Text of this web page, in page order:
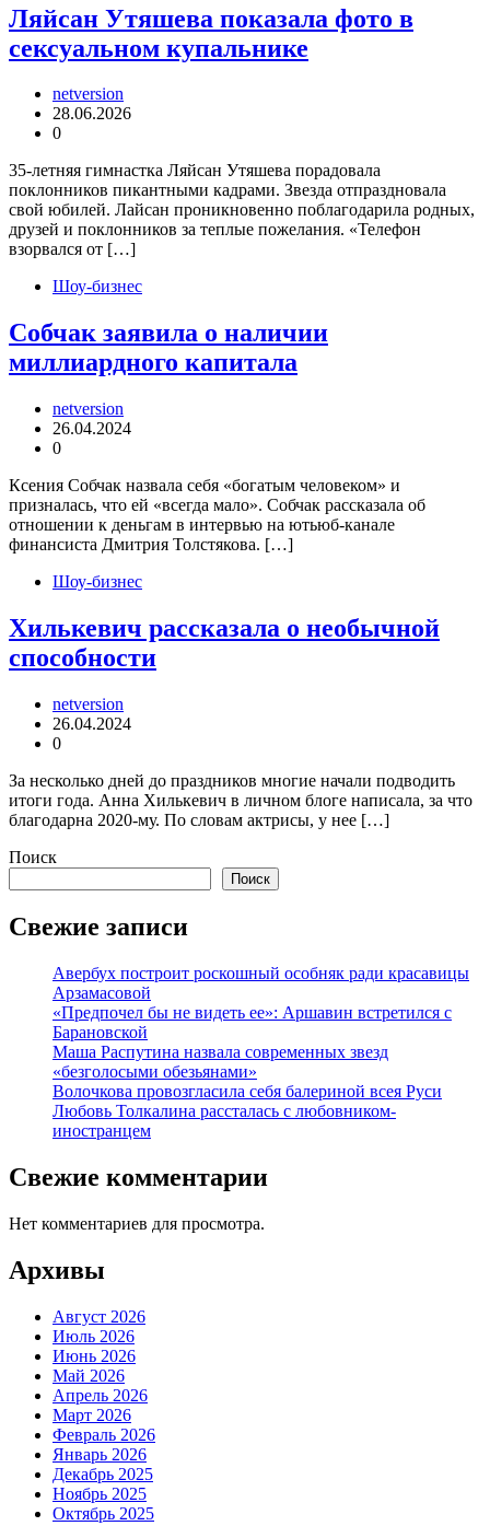
Ляйсан Утяшева показала фото в
сексуальном купальнике
netversion
28.06.2026
0
35-летняя гимнастка Ляйсан Утяшева порадовала
поклонников пикантными кадрами. Звезда отпраздновала
свой юбилей. Лайсан проникновенно поблагодарила родных,
друзей и поклонников за теплые пожелания. «Телефон
взорвался от […]
Шоу-бизнес
Собчак заявила о наличии
миллиардного капитала
netversion
26.04.2024
0
Ксения Собчак назвала себя «богатым человеком» и
призналась, что ей «всегда мало». Собчак рассказала об
отношении к деньгам в интервью на ютьюб-канале
финансиста Дмитрия Толстякова. […]
Шоу-бизнес
Хилькевич рассказала о необычной
способности
netversion
26.04.2024
0
За несколько дней до праздников многие начали подводить
итоги года. Анна Хилькевич в личном блоге написала, за что
благодарна 2020-му. По словам актрисы, у нее […]
Поиск
Поиск
Свежие записи
Авербух построит роскошный особняк ради красавицы
Арзамасовой
«Предпочел бы не видеть ее»: Аршавин встретился с
Барановской
Маша Распутина назвала современных звезд
«безголосыми обезьянами»
Волочкова провозгласила себя балериной всея Руси
Любовь Толкалина рассталась с любовником-
иностранцем
Свежие комментарии
Нет комментариев для просмотра.
Архивы
Август 2026
Июль 2026
Июнь 2026
Май 2026
Апрель 2026
Март 2026
Февраль 2026
Январь 2026
Декабрь 2025
Ноябрь 2025
Октябрь 2025